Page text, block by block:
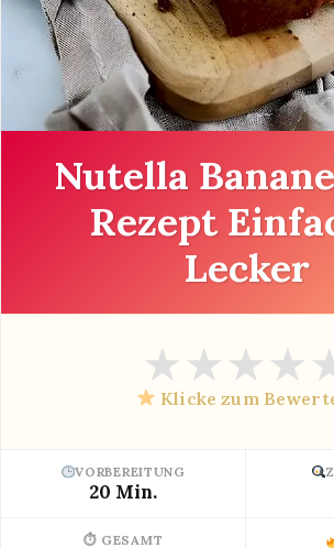
Nutella
Rezept
Lecker
★★★★
Klicke zum
VORBEREITUNG
20 Min.
⏱ GESAMT